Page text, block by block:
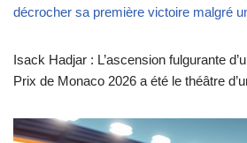
décrocher sa première victoire malgré
Isack Hadjar : L’ascension fulgurante
Prix de Monaco 2026 a été le théâtre